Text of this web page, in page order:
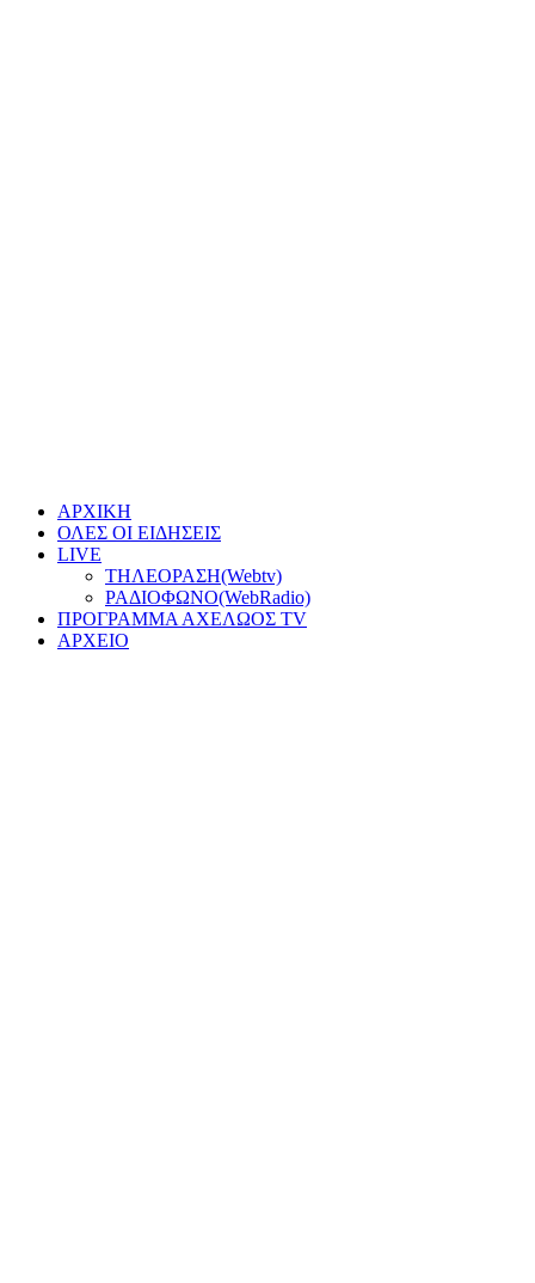
ΑΡΧΙΚΗ
ΟΛΕΣ ΟΙ ΕΙΔΗΣΕΙΣ
LIVE
ΤΗΛΕΟΡΑΣΗ(Webtv)
ΡΑΔΙΟΦΩΝΟ(WebRadio)
ΠΡΟΓΡΑΜΜΑ ΑΧΕΛΩΟΣ TV
ΑΡΧΕΙΟ